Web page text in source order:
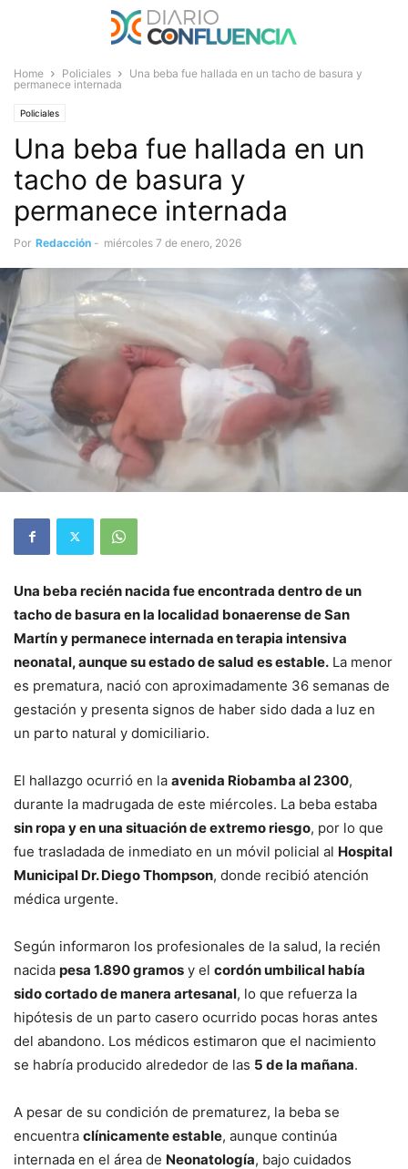
Home Policiales
Una beba fue hallada en un tacho de basura y
permanece internada
Policiales
Una beba fue hallada en un
tacho de basura y
permanece internada
Por Redacción - miércoles 7 de enero, 2026
Una beba recién nacida fue encontrada dentro de un
tacho de basura en la localidad bonaerense de San
Martín y permanece internada en terapia intensiva
neonatal, aunque su estado de salud es estable. La menor
es prematura, nació con aproximadamente 36 semanas de
gestación y presenta signos de haber sido dada a luz en
un parto natural y domiciliario.
El hallazgo ocurrió en la avenida Riobamba al 2300,
durante la madrugada de este miércoles. La beba estaba
sin ropa y en una situación de extremo riesgo, por lo que
fue trasladada de inmediato en un móvil policial al Hospital
Municipal Dr. Diego Thompson, donde recibió atención
médica urgente.
Según informaron los profesionales de la salud, la recién
nacida pesa 1.890 gramos y el cordón umbilical había
sido cortado de manera artesanal, lo que refuerza la
hipótesis de un parto casero ocurrido pocas horas antes
del abandono. Los médicos estimaron que el nacimiento
se habría producido alrededor de las 5 de la mañana.
A pesar de su condición de prematurez, la beba se
encuentra clínicamente estable, aunque continúa
internada en el área de Neonatología, bajo cuidados